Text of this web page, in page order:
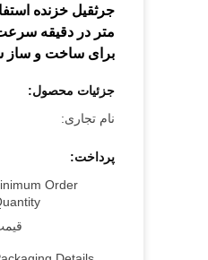
برای ساخت و ساز
جزئیات محصول:
نام تجاری:
پرداخت:
Order